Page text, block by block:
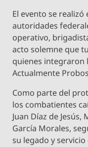
El evento se
autoridades
operativo,
acto solemne que
quienes integraron
Actualmente
Como parte del
los combatientes
Juan Díaz de
García Morales,
su legado y